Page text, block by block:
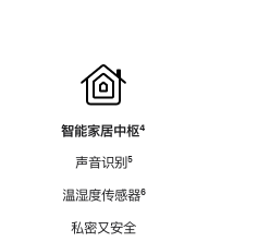
智能家居中枢脚
⁴
声音识别脚
⁵
温湿度传感器脚
⁶
私密又安全